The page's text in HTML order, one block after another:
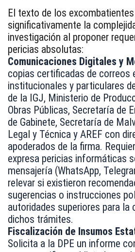
El texto de los
significativamente la
investigación al proponer
pericias absolutas:
Comunicaciones Digitales y
copias certificadas de correos
institucionales y particulares
de la IGJ, Ministerio de
Obras Públicas, Secretaría de
de Gabinete, Secretaría de
Legal y Técnica y AREF con
apoderados de la firma.
expresa pericias informáticas
mensajería (WhatsApp,
relevar si existieron
sugerencias o instrucciones
autoridades superiores para la
dichos trámites.
Fiscalización de Insumos
Solicita a la DPE un informe